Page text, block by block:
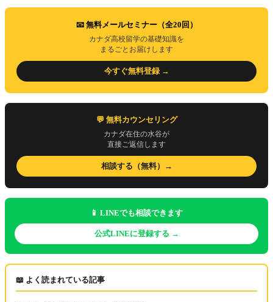
📧 無料メールセミナー（全20回）
カナダ高校留学の基礎知識を
まるごとお届けします
今すぐ無料登録 →
💬 無料カウンセリング
カナダ在住の水谷が
直接ご返信します
相談する（無料）→
📱 LINEでも相談できます
公式LINEに登録する →
📖 よく読まれている記事